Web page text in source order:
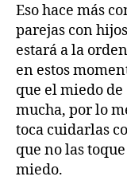
Eso hace más
parejas con
estará a la
en estos
que el miedo
mucha, por lo
toca cuidarlas
que no las
miedo.